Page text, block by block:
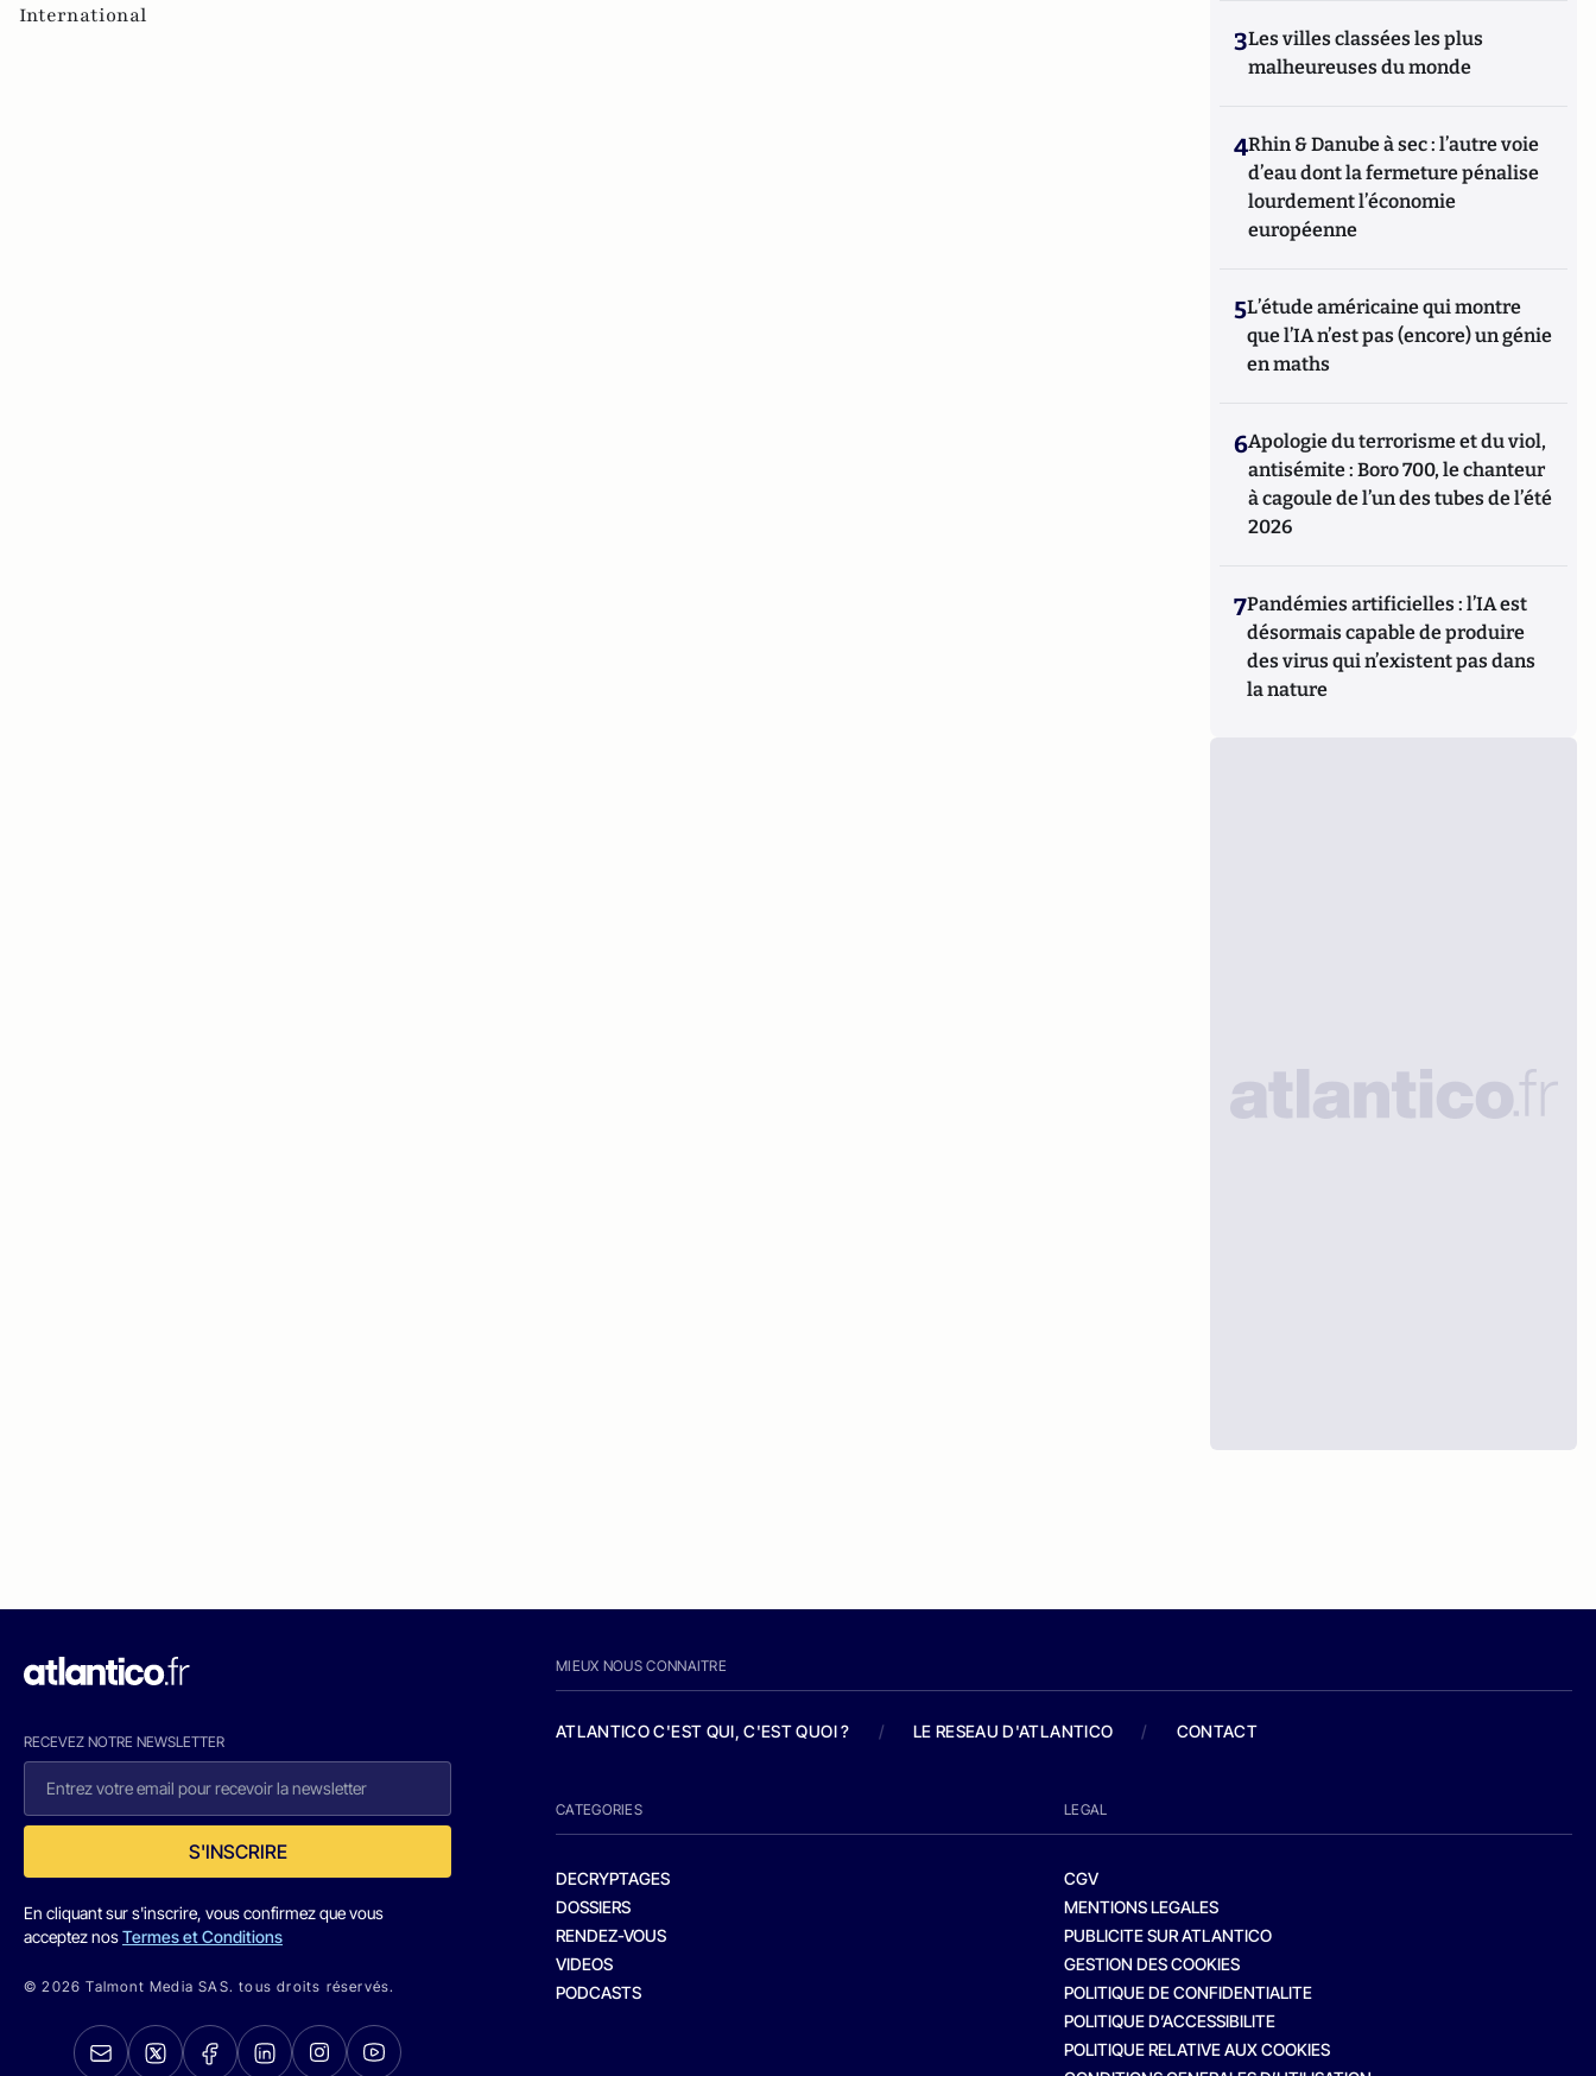
International
3Les villes classées les plus
malheureuses du monde
4Rhin & Danube à sec : l’autre voie
d’eau dont la fermeture pénalise
lourdement l’économie
européenne
5L’étude américaine qui montre
que l’IA n’est pas (encore) un génie
en maths
6Apologie du terrorisme et du viol,
antisémite : Boro 700, le chanteur
à cagoule de l’un des tubes de l’été
2026
7Pandémies artificielles : l’IA est
désormais capable de produire
des virus qui n’existent pas dans
la nature
RECEVEZ NOTRE NEWSLETTER
S'INSCRIRE
En cliquant sur s'inscrire, vous confirmez que vous
acceptez nosTermes et Conditions
© 2026 Talmont Media SAS. tous droits réservés.
MIEUX NOUS CONNAITRE
ATLANTICO C'EST QUI, C'EST QUOI ? / LE RESEAU D'ATLANTICO / CONTACT
CATEGORIES
DECRYPTAGES
DOSSIERS
RENDEZ-VOUS
VIDEOS
PODCASTS
LEGAL
CGV
MENTIONS LEGALES
PUBLICITE SUR ATLANTICO
GESTION DES COOKIES
POLITIQUE DE CONFIDENTIALITE
POLITIQUE D’ACCESSIBILITE
POLITIQUE RELATIVE AUX COOKIES